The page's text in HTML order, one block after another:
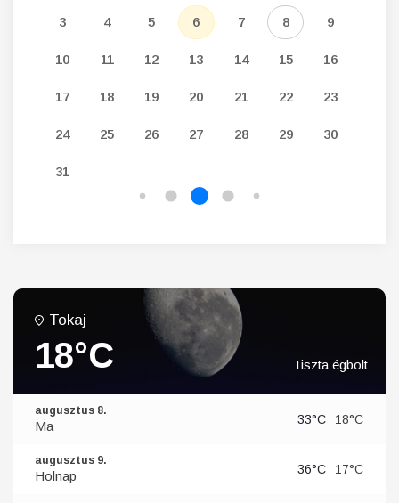
3 4 5 6 7 8 9
10 11 12 13 14 15 16
17 18 19 20 21 22 23
24 25 26 27 28 29 30
31
Tokaj
18°C Tiszta égbolt
augusztus 8.
Ma 33°C 18°C
augusztus 9.
Holnap 36°C 17°C